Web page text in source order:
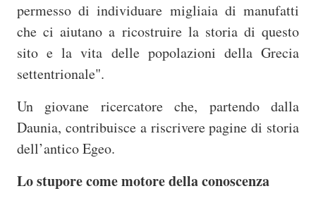
permesso di individuare migliaia di manufatti
che ci aiutano a ricostruire la storia di questo
sito e la vita delle popolazioni della Grecia
settentrionale".
Un giovane ricercatore che, partendo dalla
Daunia, contribuisce a riscrivere pagine di storia
dell’antico Egeo.
Lo stupore come motore della conoscenza